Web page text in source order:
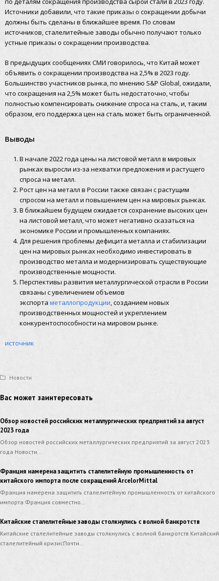
Источники добавили, что такие приказы о сокращении добычи
должны быть сделаны в ближайшее время. По словам
источников, сталелитейные заводы обычно получают только
устные приказы о сокращении производства.
В предыдущих сообщениях СМИ говорилось, что Китай может
объявить о сокращении производства на 2,5% в 2023 году.
Большинство участников рынка, по мнению S&P Global, ожидали,
что сокращения на 2,5% может быть недостаточно, чтобы
полностью компенсировать снижение спроса на сталь, и, таким
образом, его поддержка цен на сталь может быть ограниченной.
Выводы
В начале 2022 года цены на листовой металл в мировых
рынках выросли из-за нехватки предложения и растущего
спроса на металл.
Рост цен на металл в России также связан с растущим
спросом на металл и повышением цен на мировых рынках.
В ближайшем будущем ожидается сохранение высоких цен
на листовой металл, что может негативно сказаться на
экономике России и промышленных компаниях.
Для решения проблемы дефицита металла и стабилизации
цен на мировых рынках необходимо инвестировать в
производство металла и модернизировать существующие
производственные мощности.
Перспективы развития металлургической отрасли в России
связаны с увеличением объемов
экспорта металлопродукции, созданием новых
производственных мощностей и укреплением
конкурентоспособности на мировом рынке.
источник
Новости
Вас может заинтересовать
Обзор новостей российских металлургических предприятий за август
2023 года
Обзор новостей российских металлургических предприятий за август 2023
года Новости…
Франция намерена защитить сталелитейную промышленность от
китайского импорта после сокращений ArcelorMittal
Франция намерена защитить сталелитейную промышленность от китайского
импорта Франция совместно…
Китайские сталелитейные заводы столкнулись с волной банкротств
Китайские сталелитейные заводы столкнулись с волной банкротств Китайский
сталелитейный кризисПочти…